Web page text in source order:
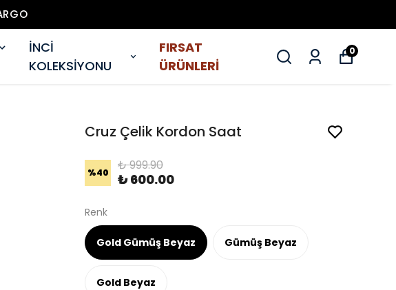
İNCİ
KOLEKSİYONU
FIRSAT
ÜRÜNLERİ
0
Cruz Çelik Kordon Saat
%40 ₺ 999.90
₺ 600.00
Renk
Gold Gümüş Beyaz Gümüş Beyaz
Gold Beyaz